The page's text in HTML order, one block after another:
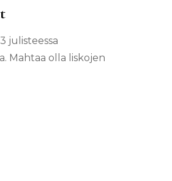
julisteessa
Mahtaa olla liskojen